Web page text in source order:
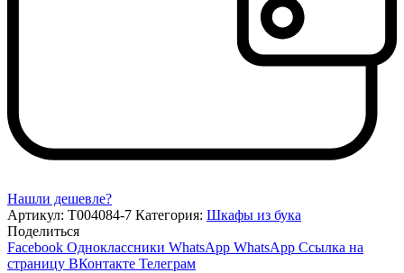
Нашли дешевле?
Артикул: Т004084-7 Категория: Шкафы из бука
Поделиться
Facebook Одноклассники WhatsApp WhatsApp Ссылка на
страницу ВКонтакте Телеграм